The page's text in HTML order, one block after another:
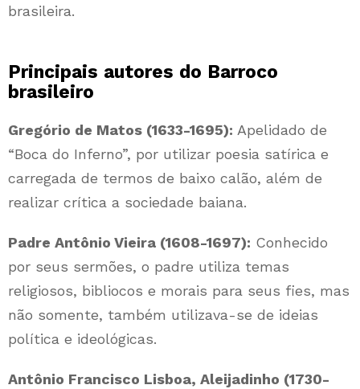
brasileira.
Principais autores do Barroco
brasileiro
Gregório de Matos (1633-1695): Apelidado de
“Boca do Inferno”, por utilizar poesia satírica e
carregada de termos de baixo calão, além de
realizar crítica a sociedade baiana.
Padre Antônio Vieira (1608-1697): Conhecido
por seus sermões, o padre utiliza temas
religiosos, bibliocos e morais para seus fies, mas
não somente, também utilizava-se de ideias
política e ideológicas.
Antônio Francisco Lisboa, Aleijadinho (1730-